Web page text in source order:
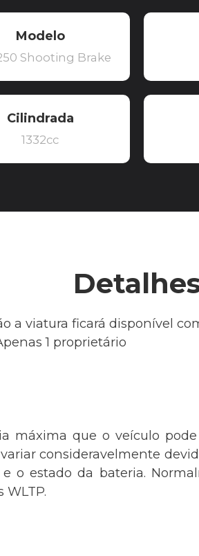
Modelo
Shooting Brake
Cilindrada
1332cc
a viatura ficará disponível
1 proprietário
máxima que o veículo
consideravelmente
o estado da bateria.